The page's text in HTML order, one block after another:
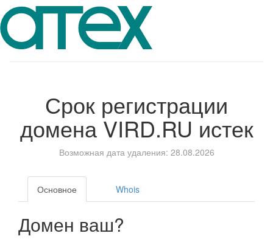
Срок регистрации
доменаVIRD.RU истек
Возможная дата удаления: 28.08.2026
Основное Whois
Домен ваш?